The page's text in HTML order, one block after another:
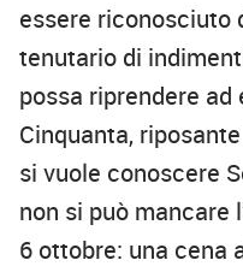
essere riconosciuto
tenutario di
possa riprendere ad
Cinquanta,
si vuole conoscere
non si può mancare
6 ottobre: una cena